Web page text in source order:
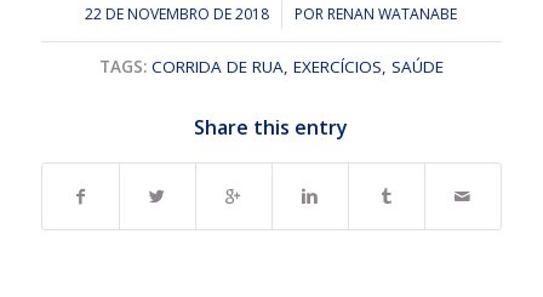
22 DE NOVEMBRO DE 2018
/ PORRENAN WATANABE
TAGS: CORRIDA DE RUA, EXERCÍCIOS, SAÚDE
Share this entry